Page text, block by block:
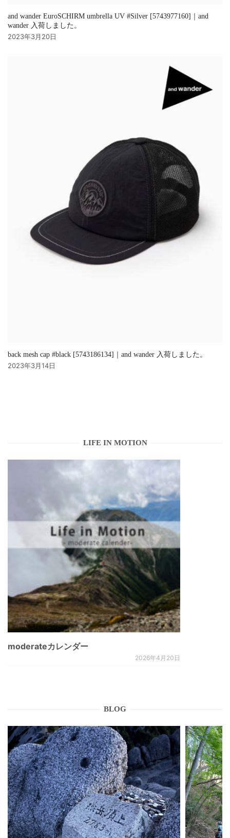
and wander EuroSCHIRM umbrella UV #Silver [5743977160]｜and
wander 入荷しました。
2023年3月20日
back mesh cap #black [5743186134]｜and wander 入荷しました。
2023年3月14日
LIFE IN MOTION
moderateカレンダー
2026年4月20日
BLOG